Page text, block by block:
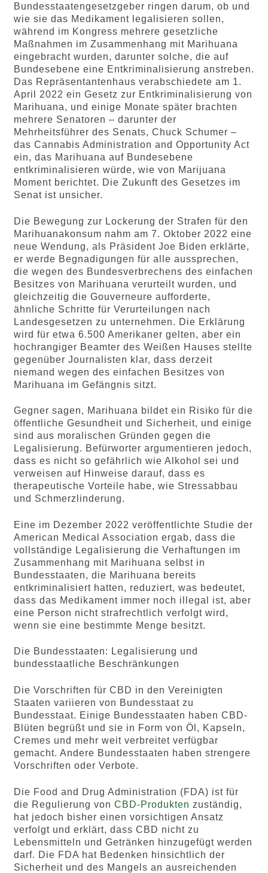
Bundesstaatengesetzgeber ringen darum, ob und
wie sie das Medikament legalisieren sollen,
während im Kongress mehrere gesetzliche
Maßnahmen im Zusammenhang mit Marihuana
eingebracht wurden, darunter solche, die auf
Bundesebene eine Entkriminalisierung anstreben.
Das Repräsentantenhaus verabschiedete am 1.
April 2022 ein Gesetz zur Entkriminalisierung von
Marihuana, und einige Monate später brachten
mehrere Senatoren – darunter der
Mehrheitsführer des Senats, Chuck Schumer –
das Cannabis Administration and Opportunity Act
ein, das Marihuana auf Bundesebene
entkriminalisieren würde, wie von Marijuana
Moment berichtet. Die Zukunft des Gesetzes im
Senat ist unsicher.
Die Bewegung zur Lockerung der Strafen für den
Marihuanakonsum nahm am 7. Oktober 2022 eine
neue Wendung, als Präsident Joe Biden erklärte,
er werde Begnadigungen für alle aussprechen,
die wegen des Bundesverbrechens des einfachen
Besitzes von Marihuana verurteilt wurden, und
gleichzeitig die Gouverneure aufforderte,
ähnliche Schritte für Verurteilungen nach
Landesgesetzen zu unternehmen. Die Erklärung
wird für etwa 6.500 Amerikaner gelten, aber ein
hochrangiger Beamter des Weißen Hauses stellte
gegenüber Journalisten klar, dass derzeit
niemand wegen des einfachen Besitzes von
Marihuana im Gefängnis sitzt.
Gegner sagen, Marihuana bildet ein Risiko für die
öffentliche Gesundheit und Sicherheit, und einige
sind aus moralischen Gründen gegen die
Legalisierung. Befürworter argumentieren jedoch,
dass es nicht so gefährlich wie Alkohol sei und
verweisen auf Hinweise darauf, dass es
therapeutische Vorteile habe, wie Stressabbau
und Schmerzlinderung.
Eine im Dezember 2022 veröffentlichte Studie der
American Medical Association ergab, dass die
vollständige Legalisierung die Verhaftungen im
Zusammenhang mit Marihuana selbst in
Bundesstaaten, die Marihuana bereits
entkriminalisiert hatten, reduziert, was bedeutet,
dass das Medikament immer noch illegal ist, aber
eine Person nicht strafrechtlich verfolgt wird,
wenn sie eine bestimmte Menge besitzt.
Die Bundesstaaten: Legalisierung und
bundesstaatliche Beschränkungen
Die Vorschriften für CBD in den Vereinigten
Staaten variieren von Bundesstaat zu
Bundesstaat. Einige Bundesstaaten haben CBD-
Blüten begrüßt und sie in Form von Öl, Kapseln,
Cremes und mehr weit verbreitet verfügbar
gemacht. Andere Bundesstaaten haben strengere
Vorschriften oder Verbote.
Die Food and Drug Administration (FDA) ist für
die Regulierung von CBD-Produkten zuständig,
hat jedoch bisher einen vorsichtigen Ansatz
verfolgt und erklärt, dass CBD nicht zu
Lebensmitteln und Getränken hinzugefügt werden
darf. Die FDA hat Bedenken hinsichtlich der
Sicherheit und des Mangels an ausreichenden